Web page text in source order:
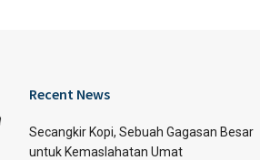
Recent News
Secangkir Kopi, Sebuah Gagasan Besar
untuk Kemaslahatan Umat